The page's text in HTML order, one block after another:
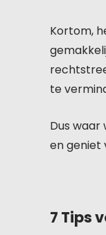
Kortom,
te
Dus
en geniet
7 Tips